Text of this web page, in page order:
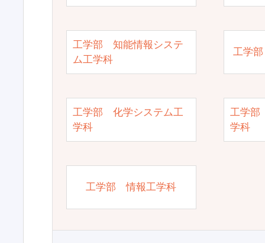
工学部 知能情報システ
ム工学科
工学
工学部 化学システム工
学科
工学部
学科
工学部 情報工学科